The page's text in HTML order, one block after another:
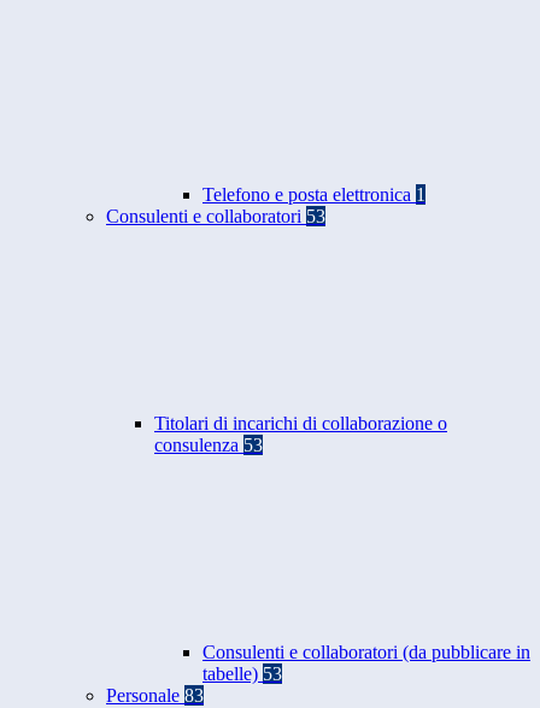
Telefono e posta elettronica 1
Consulenti e collaboratori 53
Titolari di incarichi di collaborazione o
consulenza 53
Consulenti e collaboratori (da pubblicare in
tabelle) 53
Personale 83